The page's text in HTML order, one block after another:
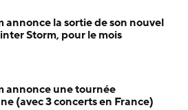
annonce la sortie de son nouvel
Storm, pour le mois
annonce une tournée
(avec 3 concerts en France)